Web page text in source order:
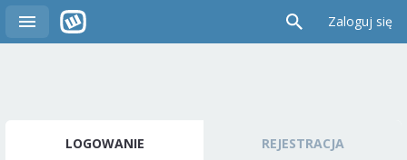
Zaloguj się
LOGOWANIE REJESTRACJA